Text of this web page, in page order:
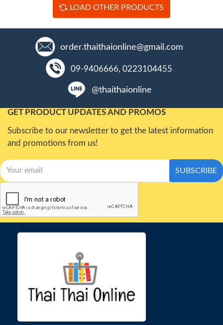
LOAD OTHER PRODUCTS
order.thaithaionline@gmail.com
09-9406666, 0223104455
@thaithaionline
GET PRODUCT UPDATES AND PROMOS
Subscribe to our newsletter to get the latest information
and promotions from us!
SUBSCRIBE